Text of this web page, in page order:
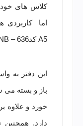
کلاس های
A5 کدNB – 636 را به شما پیشنهاد می کند.
این دفتر به
باز و بسته
خورد و علاوه
دارد.